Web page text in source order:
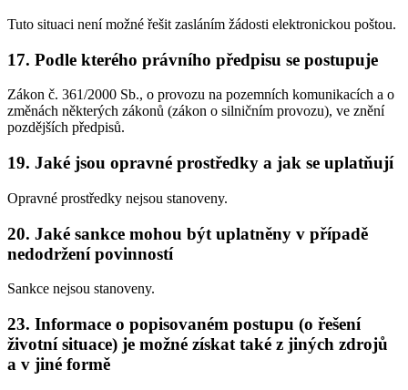
Tuto situaci není možné řešit zasláním žádosti elektronickou poštou.
17. Podle kterého právního předpisu se postupuje
Zákon č. 361/2000 Sb., o provozu na pozemních komunikacích a o
změnách některých zákonů (zákon o silničním provozu), ve znění
pozdějších předpisů.
19. Jaké jsou opravné prostředky a jak se uplatňují
Opravné prostředky nejsou stanoveny.
20. Jaké sankce mohou být uplatněny v případě
nedodržení povinností
Sankce nejsou stanoveny.
23. Informace o popisovaném postupu (o řešení
životní situace) je možné získat také z jiných zdrojů
a v jiné formě